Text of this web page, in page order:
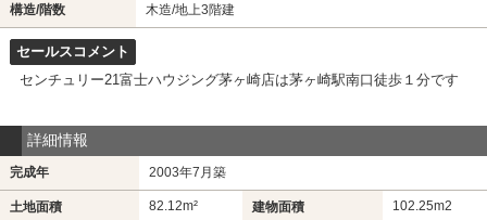
構造/階数 木造/地上3階建
セールスコメント
センチュリー21富士ハウジング茅ヶ崎店は茅ヶ崎駅南口徒歩１分です
詳細情報
完成年 2003年7月築
土地面積 82.12m² 建物面積 102.25m2